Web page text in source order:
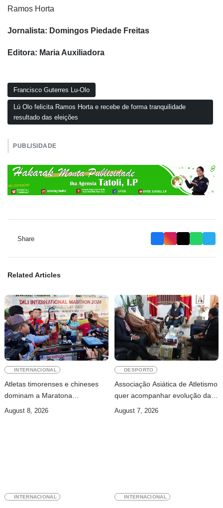
Ramos Horta
Jornalista: Domingos Piedade Freitas
Editora: Maria Auxiliadora
Francisco Guterres Lu-Olo
Lú Olo felicita Ramos Horta e recebe de forma tranquilidade
resultado das eleições
PUBLISIDADE
Share
Related Articles
INTERNACIONAL
Atletas timorenses e chineses
dominam a Maratona
Internacional de Díli
August 8, 2026
DESPORTO
Associação Asiática de Atletismo
quer acompanhar evolução da
modalidade em Timor Leste
August 7, 2026
INTERNACIONAL INTERNACIONAL